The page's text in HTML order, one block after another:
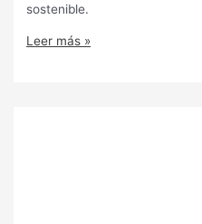
sostenible.
Leer más »